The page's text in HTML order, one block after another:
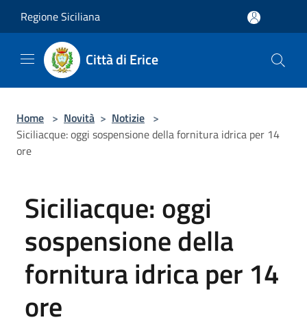
Regione Siciliana
Città di Erice
Home > Novità > Notizie >
Siciliacque: oggi sospensione della fornitura idrica per 14
ore
Siciliacque: oggi
sospensione della
fornitura idrica per 14
ore